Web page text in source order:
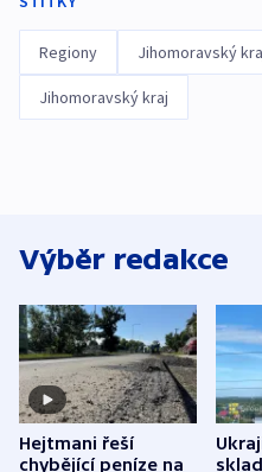
Regiony Jihomoravský
Jihomoravský kraj
Výběr redakce
Hejtmani řeší
chybějící peníze na